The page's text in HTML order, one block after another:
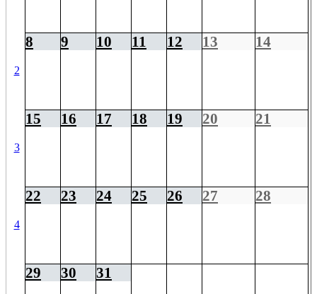
2
8 9 10 11 12 13 14
3
15 16 17 18 19 20 21
4
22 23 24 25 26 27 28
29 30 31